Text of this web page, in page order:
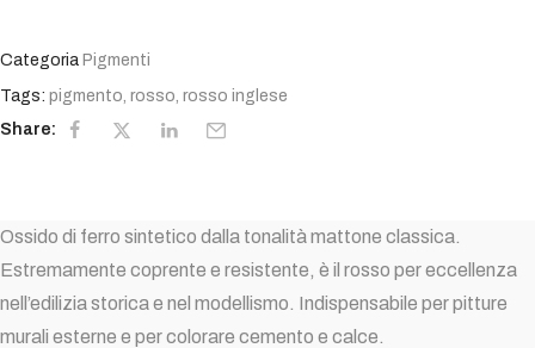
Categoria Pigmenti
Tags: pigmento, rosso, rosso inglese
Share:
Ossido di ferro sintetico dalla tonalità mattone classica.
Estremamente coprente e resistente, è il rosso per eccellenza
nell’edilizia storica e nel modellismo. Indispensabile per pitture
murali esterne e per colorare cemento e calce.